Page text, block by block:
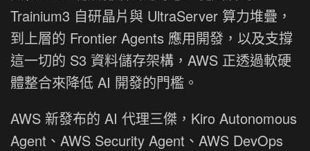
Trainium3 自研晶片與 UltraServer 算力堆疊，
到上層的 Frontier Agents 應用開發，以及支撐
這一切的 S3 資料儲存架構，AWS 正透過軟硬
體整合來降低 AI 開發的門檻。
AWS 新發布的 AI 代理三傑，Kiro Autonomous
Agent、AWS Security Agent、AWS DevOps